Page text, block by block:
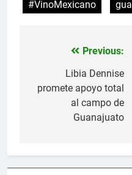
#VinoMexicano
Navegación
entradas
Previous:
Libia Dennise
promete apoyo total
al campo de
Guanajuato